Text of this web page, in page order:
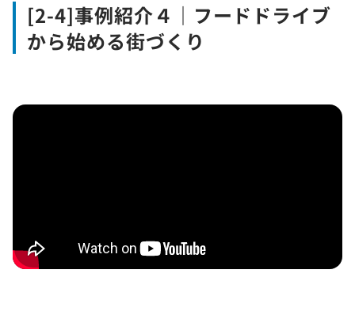
[2-4]事例紹介４｜フードドライブ
から始める街づくり